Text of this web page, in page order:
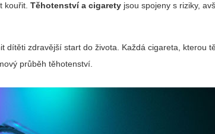
kouřit.Těhotenství a cigarety jsou spojeny s riziky,
zdravější start do života. Každá cigareta, kterou
průběh těhotenství.